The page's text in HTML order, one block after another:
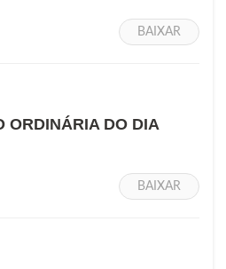
BAIXAR
ORDINÁRIA DO DIA
BAIXAR